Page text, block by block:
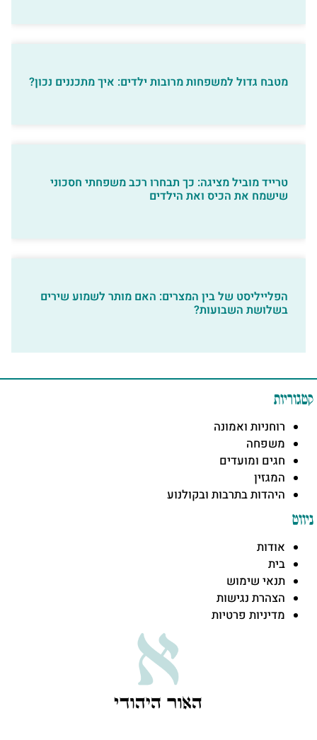
מטבח גדול למשפחות מרובות ילדים: איך מתכננים נכון?
טרייד מוביל מציגה: כך תבחרו רכב משפחתי חסכוני
שישמח את הכיס ואת הילדים
הפלייליסט של בין המצרים: האם מותר לשמוע שירים
בשלושת השבועות?
קטגוריות
רוחניות ואמונה
משפחה
חגים ומועדים
המגזין
היהדות בתרבות ובקולנוע
ניווט
אודות
בית
תנאי שימוש
הצהרת נגישות
מדיניות פרטיות